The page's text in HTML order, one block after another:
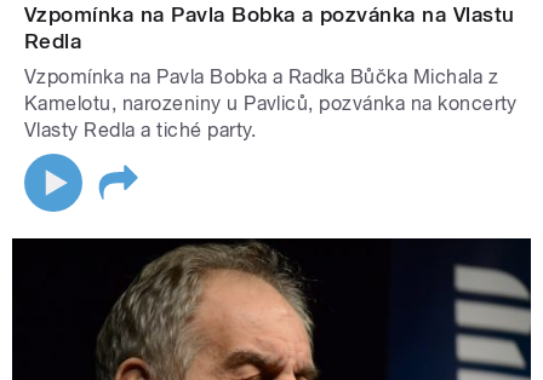
Vzpomínka na Pavla Bobka a pozvánka na Vlastu
Redla
Vzpomínka na Pavla Bobka a Radka Bůčka Michala z
Kamelotu, narozeniny u Pavliců, pozvánka na koncerty
Vlasty Redla a tiché party.